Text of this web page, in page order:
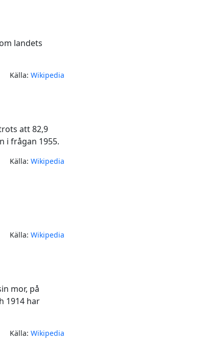
landets
Källa: Wikipedia
att 82,9
i frågan 1955.
Källa: Wikipedia
Källa: Wikipedia
mor, på
1914 har
Källa: Wikipedia